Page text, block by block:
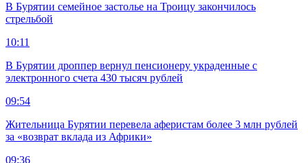
В Бурятии семейное застолье на Троицу закончилось
стрельбой
10:11
В Бурятии дроппер вернул пенсионеру украденные с
электронного счета 430 тысяч рублей
09:54
Жительница Бурятии перевела аферистам более 3 млн рублей
за «возврат вклада из Африки»
09:36